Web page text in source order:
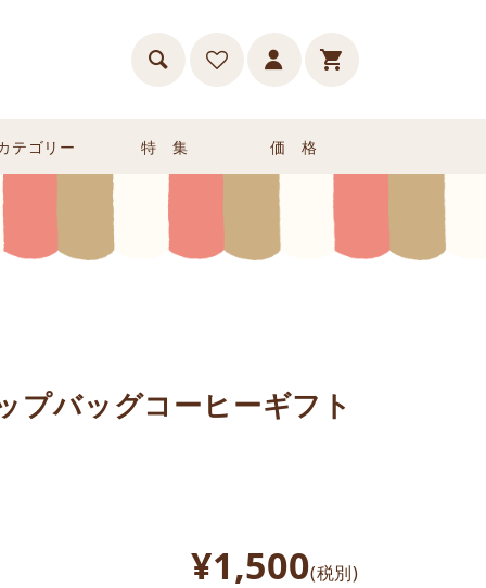
テゴリー 特 集 価 格
プバッグコーヒーギフト
¥1,500(税別)